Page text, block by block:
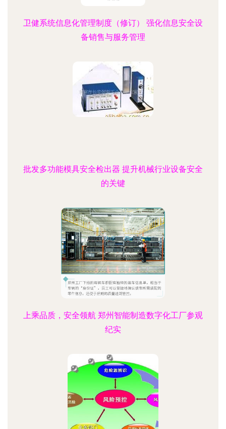
卫健系统信息化管理制度（修订） 强化信息安全设
备销售与服务管理
批发多功能模具安全检出器 提升机械行业设备安全
的关键
上乘品质，安全领航 郑州智能制造数字化工厂参观
纪实